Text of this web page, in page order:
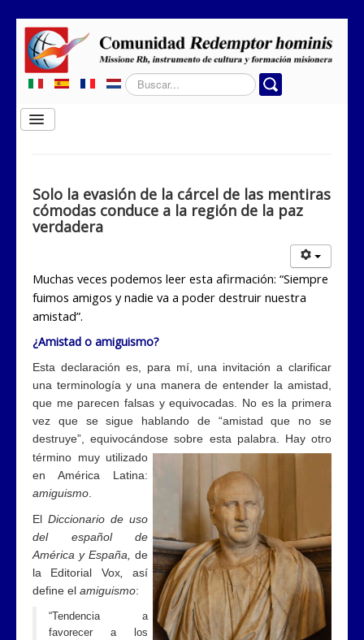
Buscar...
Cambiar
Quiénes somos
Dónde obramos
Solo la evasión de la cárcel de las mentiras
cómodas conduce a la región de la paz
verdadera
Muchas veces podemos leer esta afirmación: “Siempre
fuimos amigos y nadie va a poder destruir nuestra
amistad”.
¿Amistad o amiguismo?
Esta declaración es, para mí, una invitación a clarificar
una terminología y una manera de entender la amistad,
que me parecen falsas y equivocadas. No es la primera
vez que se sigue hablando de “amistad que no se
destruye”, equivocándose sobre esta palabra. Hay otro
término muy utilizado
en América Latina:
amiguismo.
El Diccionario de uso
del español de
América y España, de
la Editorial Vox, así
define el amiguismo:
“Tendencia a
favorecer a los